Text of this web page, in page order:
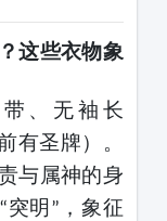
这些衣物象
、无袖长
有圣牌）。
与属神的身
“突明 ” ，象征